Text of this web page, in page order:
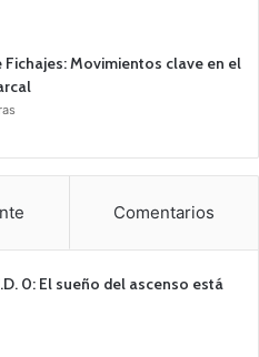
Fichajes: Movimientos clave en el
Comentarios
0: El sueño del ascenso está